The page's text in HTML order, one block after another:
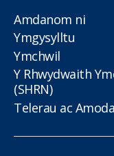
Amdanom ni
Ymgysylltu
Ymchwil
Y Rhwydwaith
(SHRN)
Telerau ac